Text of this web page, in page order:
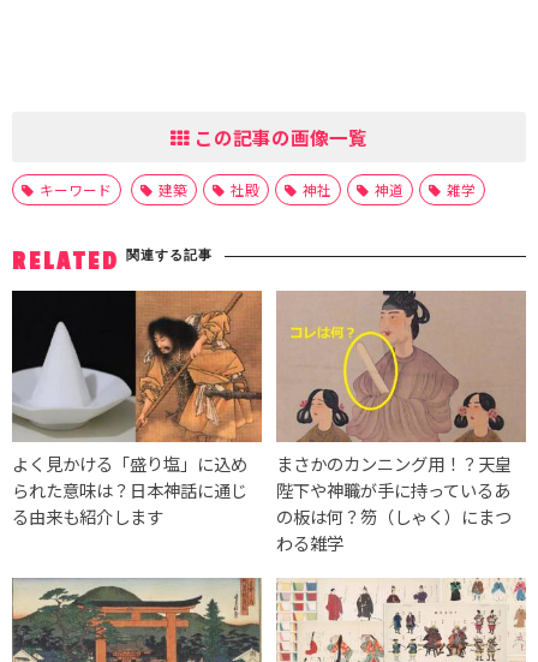
この記事の画像一覧
キーワード 建築 社殿 神社 神道 雑学
RELATED 関連する記事
よく見かける「盛り塩」に込め
られた意味は？日本神話に通じ
る由来も紹介します
まさかのカンニング用！？天皇
陛下や神職が手に持っているあ
の板は何？笏（しゃく）にまつ
わる雑学